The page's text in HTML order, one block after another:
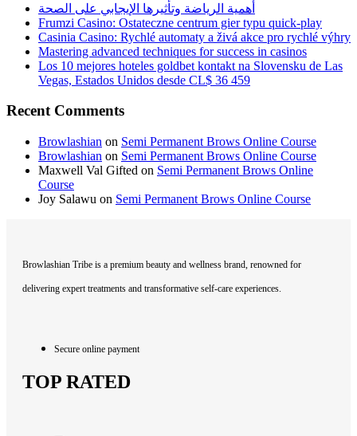
أهمية الرياضة وتأثيرها الإيجابي على الصحة
Frumzi Casino: Ostateczne centrum gier typu quick‑play
Casinia Casino: Rychlé automaty a živá akce pro rychlé výhry
Mastering advanced techniques for success in casinos
Los 10 mejores hoteles goldbet kontakt na Slovensku de Las
Vegas, Estados Unidos desde CL$ 36 459
Recent Comments
Browlashian on Semi Permanent Brows Online Course
Browlashian on Semi Permanent Brows Online Course
Maxwell Val Gifted on Semi Permanent Brows Online
Course
Joy Salawu on Semi Permanent Brows Online Course
Browlashian Tribe is a premium beauty and wellness brand, renowned for
delivering expert treatments and transformative self-care experiences.
Secure online payment
TOP RATED